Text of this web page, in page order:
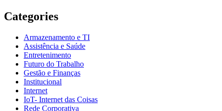
Categories
Armazenamento e TI
Assistência e Saúde
Entretenimento
Futuro do Trabalho
Gestão e Finanças
Institucional
Internet
IoT- Internet das Coisas
Rede Corporativa